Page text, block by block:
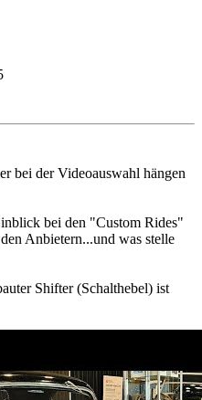
bei der Videoauswahl hängen
bei den "Custom Rides"
Anbietern...und was stelle
Shifter (Schalthebel) ist